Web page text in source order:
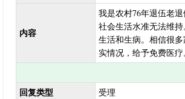
内容
我是农村76年退伍老
社会生活水准无法维
生活和生病。相信很
实情况，给予免费医疗
回复类型
受理